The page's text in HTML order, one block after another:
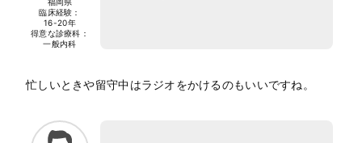
臨床経験：
16-20年
得意な診療科：
一般内科
忙しいときや留守中はラジオをかけるのもいいですね。